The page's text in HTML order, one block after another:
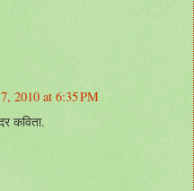
2010 at 6:35 PM
कविता.